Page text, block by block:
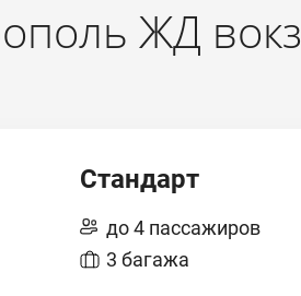
ЖД
Стандарт
до 4 пассажиров
3 багажа